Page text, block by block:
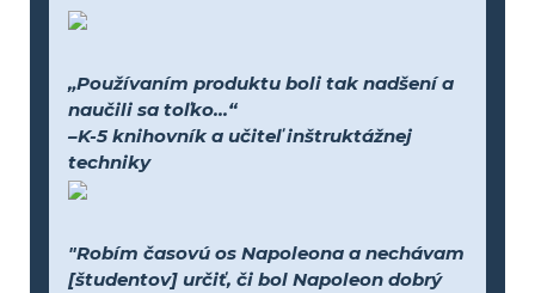
„Používaním produktu boli tak nadšení a
naučili sa toľko...“
–K-5 knihovník a učiteľ inštruktážnej
techniky
"Robím časovú os Napoleona a nechávam
[študentov] určiť, či bol Napoleon dobrý